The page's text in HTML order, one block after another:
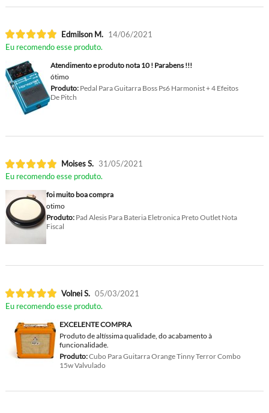
Edmilson M. 14/06/2021
Eu recomendo esse produto.
Atendimento e produto nota 10 ! Parabens !!!
ótimo
Produto:Pedal Para Guitarra Boss Ps6 Harmonist + 4 Efeitos
De Pitch
Moises S. 31/05/2021
Eu recomendo esse produto.
foi muito boa compra
otimo
Produto:Pad Alesis Para Bateria Eletronica Preto Outlet Nota
Fiscal
Volnei S. 05/03/2021
Eu recomendo esse produto.
EXCELENTE COMPRA
Produto de altíssima qualidade, do acabamento à
funcionalidade.
Produto:Cubo Para Guitarra Orange Tinny Terror Combo
15w Valvulado